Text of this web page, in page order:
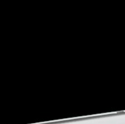
As opções de retoma podem